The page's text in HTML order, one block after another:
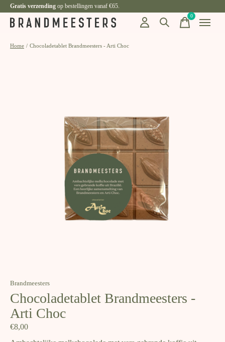
Gratis verzending op bestellingen vanaf €65.
0items
Home / Chocoladetablet Brandmeesters - Arti Choc
Brandmeesters
Chocoladetablet Brandmeesters -
Arti Choc
€8,00